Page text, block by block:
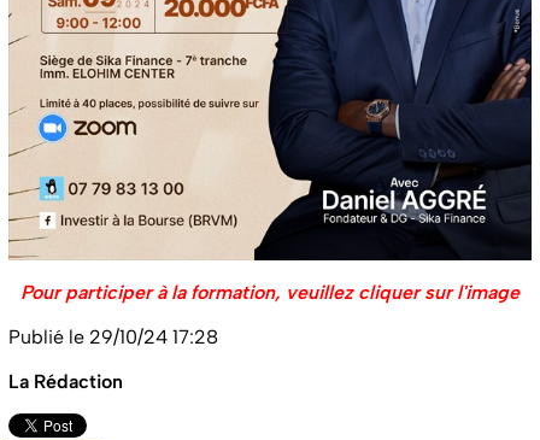
Pour participer à la formation, veuillez cliquer sur l'image
Publié le 29/10/24 17:28
La Rédaction